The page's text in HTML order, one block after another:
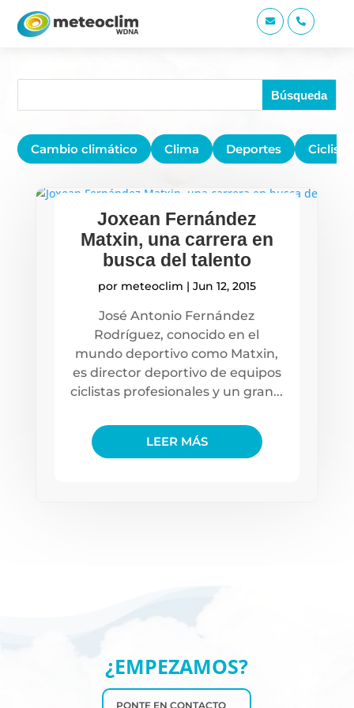
 
Cambio climático Clima Deportes
Joxean Fernández
Matxin, una carrera en
busca del talento
por meteoclim | Jun 12, 2015
José Antonio Fernández
Rodríguez, conocido en el
mundo deportivo como Matxin,
es director deportivo de equipos
ciclistas profesionales y un gran...
LEER MÁS
¿EMPEZAMOS?
PONTE EN CONTACTO